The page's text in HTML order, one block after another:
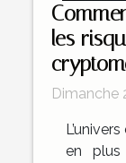
les
Dimanche
en plus